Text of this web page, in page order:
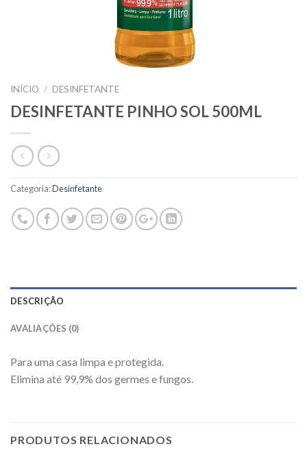
INÍCIO / DESINFETANTE
DESINFETANTE PINHO SOL 500ML
Categoria:Desinfetante
DESCRIÇÃO
AVALIAÇÕES (0)
Para uma casa limpa e protegida.
Elimina até 99,9% dos germes e fungos.
PRODUTOS RELACIONADOS